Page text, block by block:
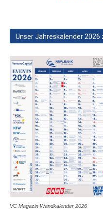
Unser Jahreskalender 2026
VC Magazin Wandkalender 2026